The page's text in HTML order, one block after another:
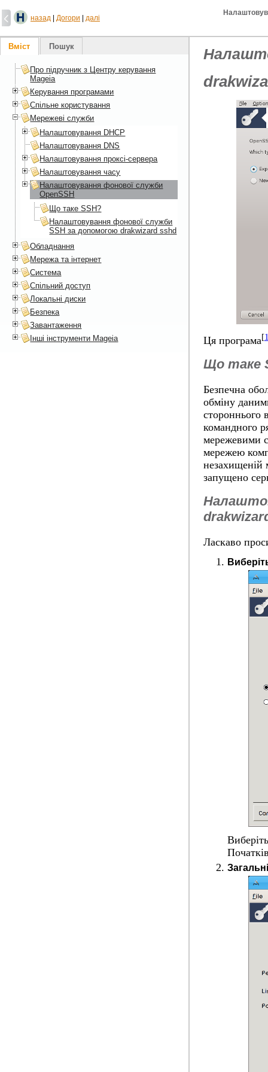
назад Догори далі
Ця програма[
Що таке
Безпечна
обміну
стороннього
командного
мережевими
мережею
незахищеній
запущено
Ласкаво
Вміст Пошук
Про підручник з Центру керування
Mageia
Керування програмами
Спільне користування
Мережеві служби
Налаштовування DHCP
Налаштовування DNS
Налаштовування проксі-сервера
Налаштовування часу
Налаштовування фонової служби
OpenSSH
Що таке SSH?
Налаштовування фонової служби
SSH за допомогою drakwizard sshd
Обладнання
Мережа та інтернет
Система
Спільний доступ
Локальні диски
Безпека
Завантаження
Інші інструменти Mageia